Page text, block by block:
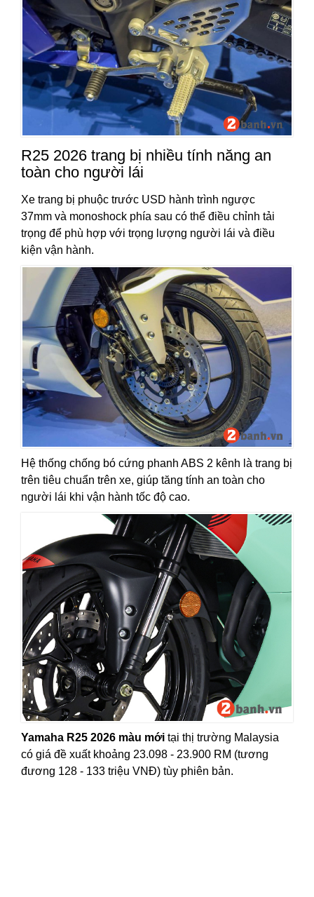
R25 2026 trang bị nhiều tính năng an
toàn cho người lái
Xe trang bị phuộc trước USD hành trình ngược
37mm và monoshock phía sau có thể điều chỉnh tải
trọng để phù hợp với trọng lượng người lái và điều
kiện vận hành.
Hệ thống chống bó cứng phanh ABS 2 kênh là trang bị
trên tiêu chuẩn trên xe, giúp tăng tính an toàn cho
người lái khi vận hành tốc độ cao.
Yamaha R25 2026 màu mới tại thị trường Malaysia
có giá đề xuất khoảng 23.098 - 23.900 RM (tương
đương 128 - 133 triệu VNĐ) tùy phiên bản.